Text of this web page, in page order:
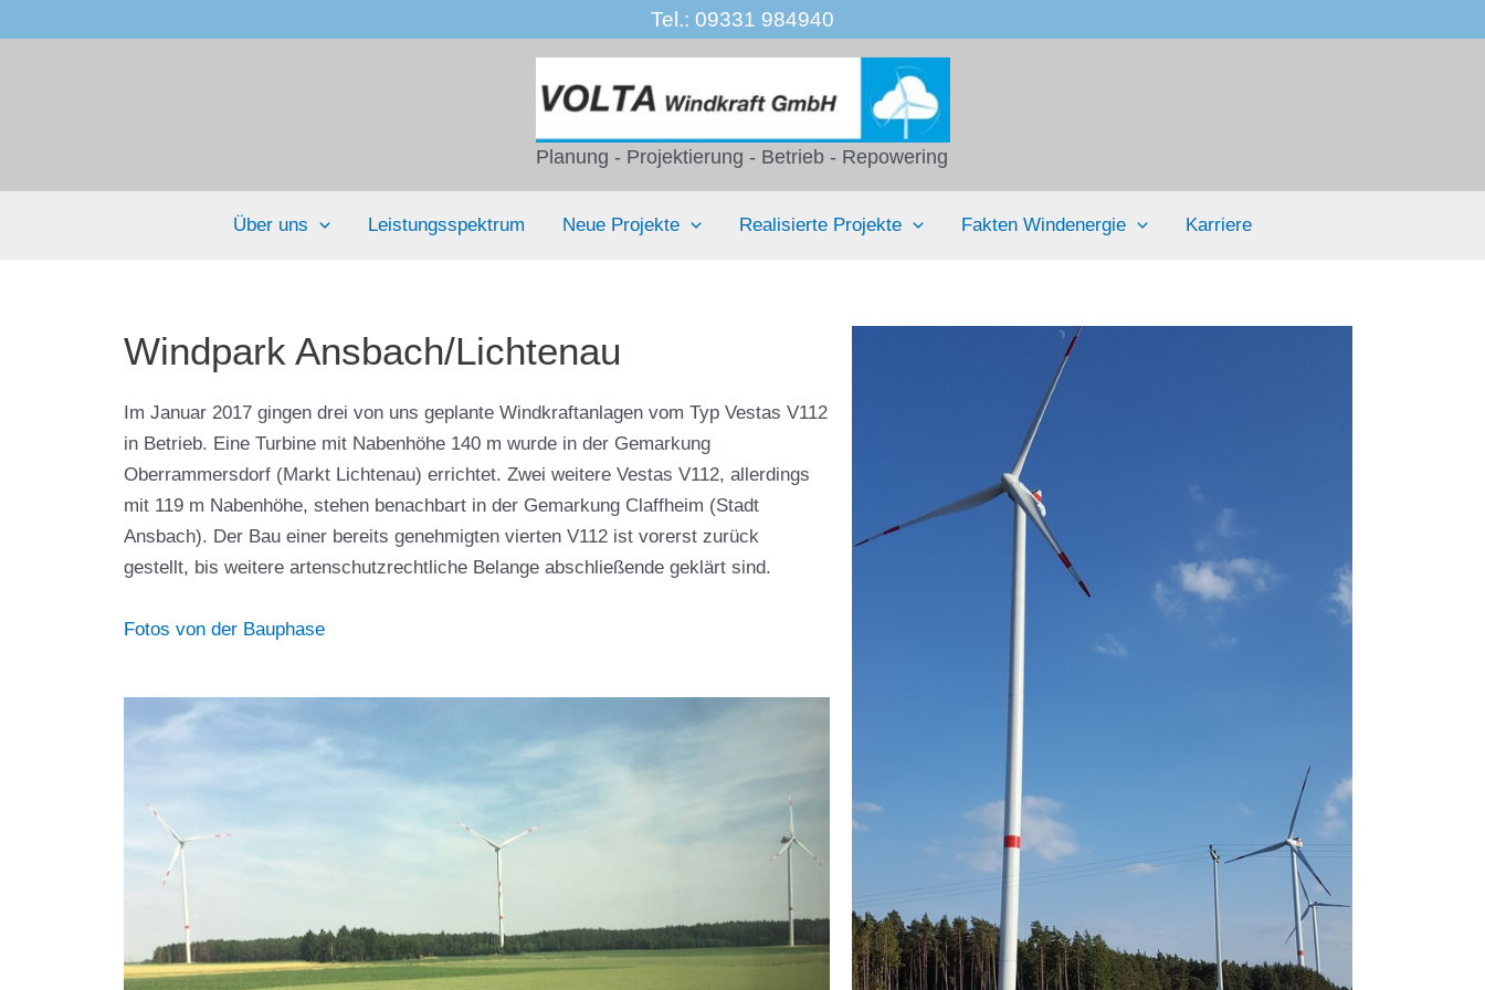
Tel.: 09331 984940
Planung - Projektierung - Betrieb - Repowering
Über uns Leistungsspektrum Neue Projekte Realisierte Projekte Fakten Windenergie Karriere
Windpark Ansbach/Lichtenau
Im Januar 2017 gingen drei von uns geplante Windkraftanlagen vom Typ Vestas V112
in Betrieb. Eine Turbine mit Nabenhöhe 140 m wurde in der Gemarkung
Oberrammersdorf (Markt Lichtenau) errichtet. Zwei weitere Vestas V112, allerdings
mit 119 m Nabenhöhe, stehen benachbart in der Gemarkung Claffheim (Stadt
Ansbach). Der Bau einer bereits genehmigten vierten V112 ist vorerst zurück
gestellt, bis weitere artenschutzrechtliche Belange abschließende geklärt sind.
Fotos von der Bauphase